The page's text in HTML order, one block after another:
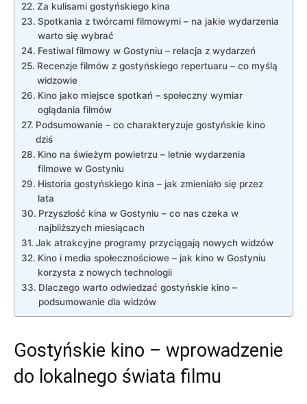
Za kulisami gostyńskiego kina
Spotkania z twórcami filmowymi – na jakie wydarzenia
warto się wybrać
Festiwal filmowy w Gostyniu – relacja z wydarzeń
Recenzje filmów z gostyńskiego repertuaru – co myślą
widzowie
Kino jako miejsce spotkań – społeczny wymiar
oglądania filmów
Podsumowanie – co charakteryzuje gostyńskie kino
dziś
Kino na świeżym powietrzu – letnie wydarzenia
filmowe w Gostyniu
Historia gostyńskiego kina – jak zmieniało się przez
lata
Przyszłość kina w Gostyniu – co nas czeka w
najbliższych miesiącach
Jak atrakcyjne programy przyciągają nowych widzów
Kino i media społecznościowe – jak kino w Gostyniu
korzysta z nowych technologii
Dlaczego warto odwiedzać gostyńskie kino –
podsumowanie dla widzów
Gostyńskie kino – wprowadzenie
do lokalnego świata filmu